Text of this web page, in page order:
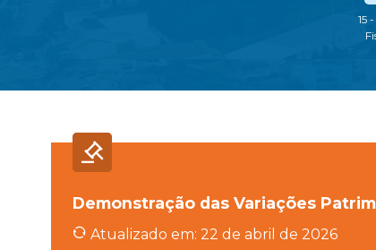
15
Demonstração das Variações
Atualizado em: 22 de abril de 2026